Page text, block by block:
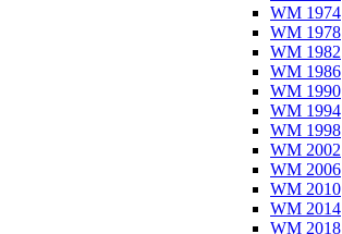
WM 1974
WM 1978
WM 1982
WM 1986
WM 1990
WM 1994
WM 1998
WM 2002
WM 2006
WM 2010
WM 2014
WM 2018